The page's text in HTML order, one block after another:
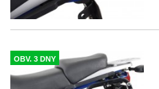
OBV. 3 DNY